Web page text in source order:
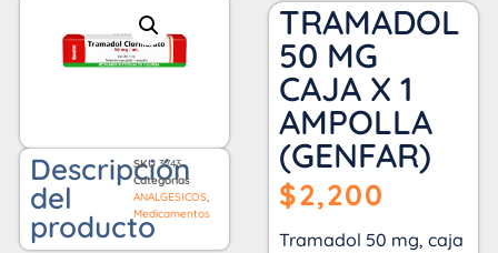
Descripción
del
producto
SKU3743
Categorías
ANALGESICOS
Medicamentos
TRAMADOL
50 MG
CAJA X 1
AMPOLLA
(GENFAR)
$2,200
Tramadol 50 mg, caja